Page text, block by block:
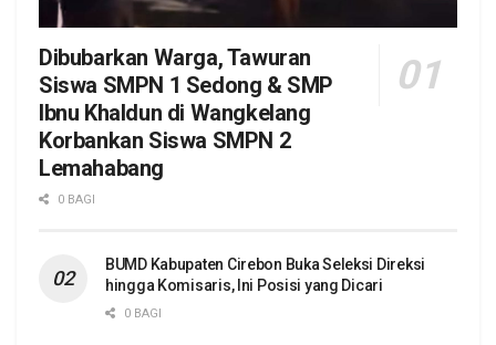
Dibubarkan Warga, Tawuran
Siswa SMPN 1 Sedong & SMP
Ibnu Khaldun di Wangkelang
Korbankan Siswa SMPN 2
Lemahabang
0 BAGI
BUMD Kabupaten Cirebon Buka Seleksi Direksi
hingga Komisaris, Ini Posisi yang Dicari
0 BAGI